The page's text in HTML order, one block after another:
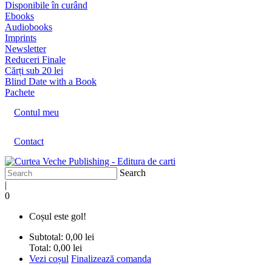
Disponibile în curând
Ebooks
Audiobooks
Imprints
Newsletter
Reduceri Finale
Cărți sub 20 lei
Blind Date with a Book
Pachete
Contul meu
Contact
Search
|
0
Coșul este gol!
Subtotal: 0,00 lei
Total: 0,00 lei
Vezi coșul Finalizează comanda